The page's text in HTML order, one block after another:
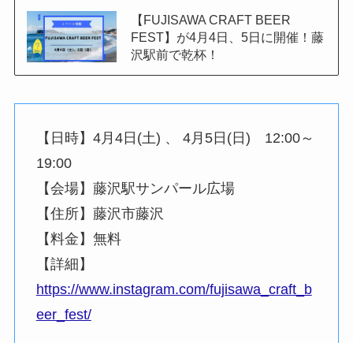
【FUJISAWA CRAFT BEER
FEST】が4月4日、5日に開催！藤
沢駅前で乾杯！
【日時】4月4日(土) 、 4月5日(日) 12:00～
19:00
【会場】藤沢駅サンパール広場
【住所】藤沢市藤沢
【料金】無料
【詳細】
https://www.instagram.com/fujisawa_craft_b
eer_fest/